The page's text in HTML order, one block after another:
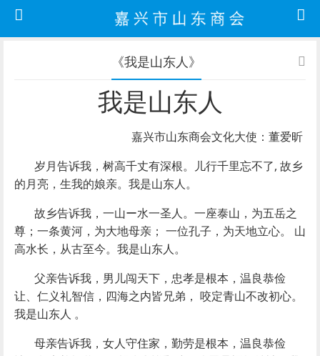
《我是山东人》
我是山东人
嘉兴市山东商会文化大使：董爱昕
岁月告诉我，树高千丈有深根。儿行千里忘不了, 故乡
的月亮，生我的娘亲。我是山东人。
故乡告诉我，一山ー水一圣人。一座泰山，为五岳之
尊；一条黄河，为大地母亲； 一位孔子，为天地立心。 山
高水长，从古至今。我是山东人。
父亲告诉我，男儿闯天下，忠孝是根本，温良恭俭
让、仁义礼智信，四海之内皆兄弟， 咬定青山不改初心。
我是山东人 。
母亲告诉我，女人守住家，勤劳是根本，温良恭俭